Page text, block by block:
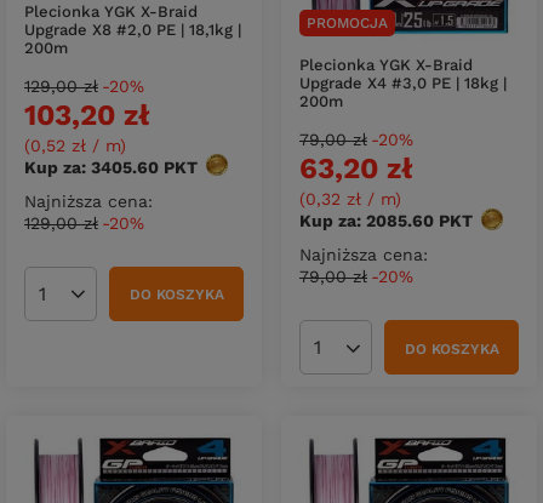
Plecionka YGK X-Braid
Upgrade X8 #2,0 PE | 18,1kg |
200m
103,20 zł
(0,52 zł / m)
Kup za: 3405.60 PKT punktów
Najniższa cena:
129,00 zł -20%
129,00 zł -20%
Ilość produktówDO KOSZYKA
PROMOCJA
Plecionka YGK X-Braid
Upgrade X4 #3,0 PE | 18kg |
200m
63,20 zł
(0,32 zł / m)
Kup za: 2085.60 PKT
Najniższa cena:
79,00 zł -20%
79,00 zł -20%
Ilość produktówDO KOSZYKA